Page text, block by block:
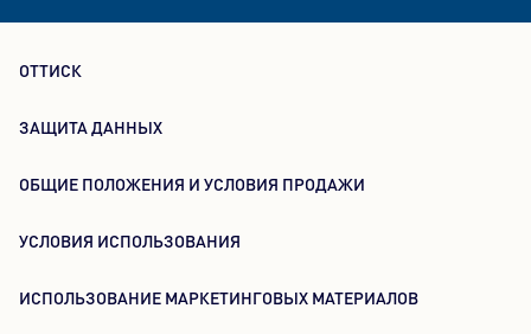
ОТТИСК
ЗАЩИТА ДАННЫХ
ОБЩИЕ ПОЛОЖЕНИЯ И УСЛОВИЯ ПРОДАЖИ
УСЛОВИЯ ИСПОЛЬЗОВАНИЯ
ИСПОЛЬЗОВАНИЕ МАРКЕТИНГОВЫХ МАТЕРИАЛОВ